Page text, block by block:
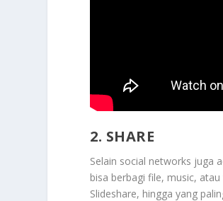
2. SHARE
Selain social networks juga
bisa berbagi file, music,
Slideshare, hingga yang